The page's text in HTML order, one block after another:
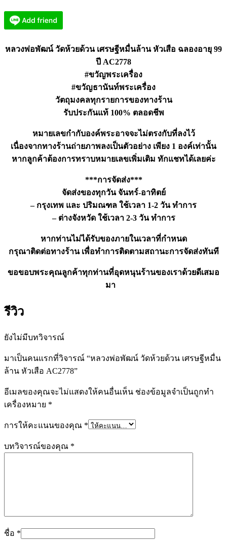
ล้าน
เสือ
หลวงพ่อพัฒน์ วัดห้วยด้วน เศรษฐีหมื่นล้าน หัวเสือ ฉลองอายุ 99
ปี AC2778
#ขวัญพระเครื่อง
#ขวัญธานันท์พระเครื่อง
วัตถุมงคลทุกรายการของทางร้าน
รับประกันแท้ 100% ตลอดชีพ
หมายเลขกำกับองค์พระอาจจะไม่ตรงกับที่ลงไว้
เนื่องจากทางร้านถ่ายภาพลงเป็นตัวอย่าง เพียง 1 องค์เท่านั้น
หากลูกค้าต้องการทราบหมายเลขเพิ่มเติม ทักแชทได้เลยค่ะ
***การจัดส่ง***
จัดส่งของทุกวัน จันทร์-อาทิตย์
– กรุงเทพ และ ปริมณฑล ใช้เวลา 1-2 วัน ทำการ
– ต่างจังหวัด ใช้เวลา 2-3 วัน ทำการ
หากท่านไม่ได้รับของภายในเวลาที่กำหนด
กรุณาติดต่อทางร้าน เพื่อทำการติดตามสถานะการจัดส่งทันที
ขอขอบพระคุณลูกค้าทุกท่านที่อุดหนุนร้านของเราด้วยดีเสมอ
มา
รีวิว
ยังไม่มีบทวิจารณ์
มาเป็นคนแรกที่วิจารณ์ “หลวงพ่อพัฒน์ วัดห้วยด้วน เศรษฐีหมื่น
ล้าน หัวเสือ AC2778”
อีเมลของคุณจะไม่แสดงให้คนอื่นเห็น ช่องข้อมูลจำเป็นถูกทำ
เครื่องหมาย *
การให้คะแนนของคุณ *
บทวิจารณ์ของคุณ *
ชื่อ *